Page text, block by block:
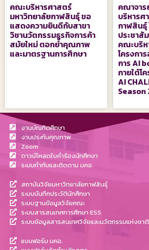
คณะบริหารศาสตร์
มหาวิทยาลัยกาฬสินธุ์ ขอ
แสดงความยินดีกับสาขา
วิชานวัตกรรมธุรกิจการค้า
สมัยใหม่ ตอกย้ำคุณภาพ
และมาตรฐานการศึกษา
คณาจา
บริหารศ
กาฬสินธุ์
ประชา
คณะบริห
โครงกา
การ AI
ภายใต้โ
AI
Season
งานบัณฑิตศึกษา
งานประกันคุณภาพ
Zoom
ดาวน์โหลดใบคำร้องนักศึกษา
ระบบกำกับและติดตาม มคอ.
สถาบันวิจัยมหาวิทยาลัยกาฬสินธุ์
ระบบบันทึกประวัตินักศึกษา
ระบบฐานข้อมูลวิจัยคณะ
ระบบสารสนเทศการศึกษา ESS
ระบบข้อมูลสารสนเทศวิจัยและนวัตกรรมแห่งชาติ
แบบฟอร์ม มคอ.